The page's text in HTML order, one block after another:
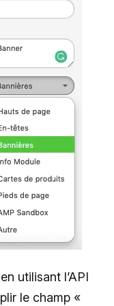
utilisant l’API
le champ «